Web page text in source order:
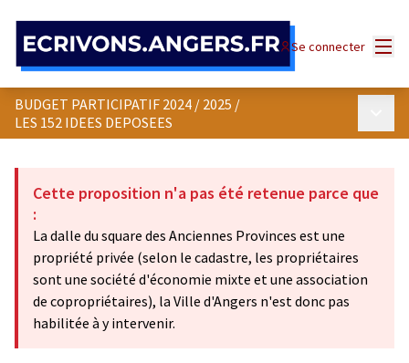
Se connecter
BUDGET PARTICIPATIF 2024 / 2025 /
LES 152 IDEES DEPOSEES
Cette proposition n'a pas été retenue parce que
:
La dalle du square des Anciennes Provinces est une
propriété privée (selon le cadastre, les propriétaires
sont une société d'économie mixte et une association
de copropriétaires), la Ville d'Angers n'est donc pas
habilitée à y intervenir.